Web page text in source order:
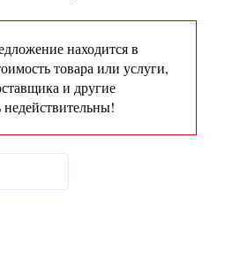
находится в
товара или услуги,
и другие